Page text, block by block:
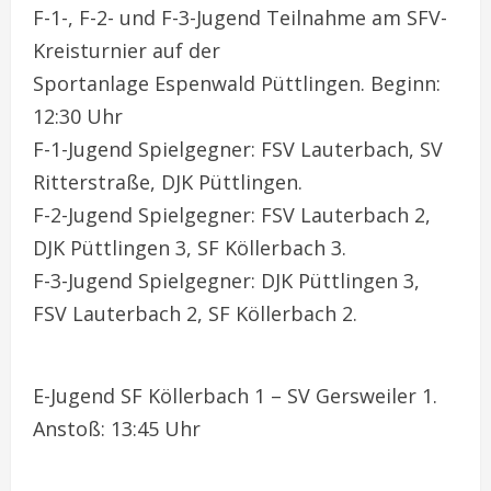
F-1-, F-2- und F-3-Jugend Teilnahme am SFV-
Kreisturnier auf der
Sportanlage Espenwald Püttlingen. Beginn:
12:30 Uhr
F-1-Jugend Spielgegner: FSV Lauterbach, SV
Ritterstraße, DJK Püttlingen.
F-2-Jugend Spielgegner: FSV Lauterbach 2,
DJK Püttlingen 3, SF Köllerbach 3.
F-3-Jugend Spielgegner: DJK Püttlingen 3,
FSV Lauterbach 2, SF Köllerbach 2.
E-Jugend SF Köllerbach 1 – SV Gersweiler 1.
Anstoß: 13:45 Uhr